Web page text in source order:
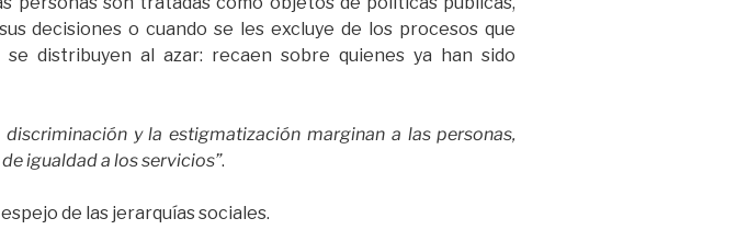
decisiones o cuando se les excluye de los procesos que
distribuyen al azar: recaen sobre quienes ya han sido
discriminación y la estigmatización marginan a las personas,
igualdad a los servicios”.
de las jerarquías sociales.